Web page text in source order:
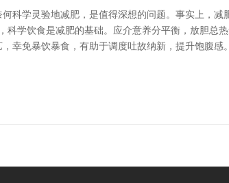
科学灵验地减肥，是值得深想的问题。事实上，减
学饮食是减肥的基础。应介意养分平衡，放胆总
幸免暴饮暴食，有助于调度吐故纳新，提升饱腹感